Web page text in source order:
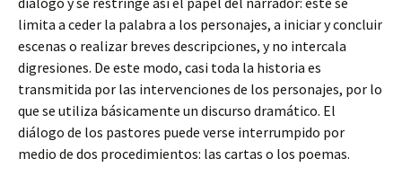
limita a ceder la palabra a los personajes, a iniciar y concluir
escenas o realizar breves descripciones, y no intercala
digresiones. De este modo, casi toda la historia es
transmitida por las intervenciones de los personajes, por lo
que se utiliza básicamente un discurso dramático. El
diálogo de los pastores puede verse interrumpido por
medio de dos procedimientos: las cartas o los poemas.